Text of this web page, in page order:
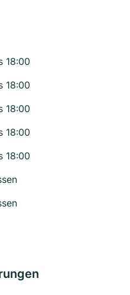
18:00
18:00
18:00
18:00
18:00